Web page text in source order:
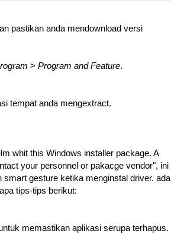
pastikan anda mendownload versi
> Program and Feature.
tempat anda mengextract.
whit this Windows installer package. A
your personnel or pakacge vendor", ini
gesture ketika menginstal driver. ada
tips-tips berikut:
memastikan aplikasi serupa terhapus.